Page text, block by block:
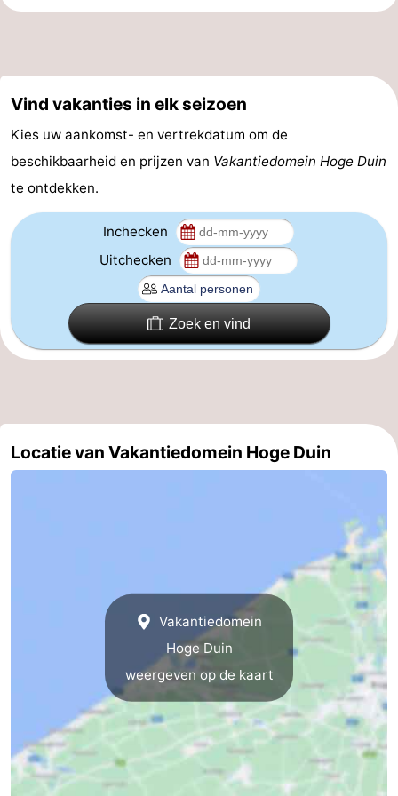
Route
Parkeren
-
Kusttram
Reisboekenwinkel
Medische
adressen
Regio
Vlaanderen
-
Brugge
-
Blankenberge
Wenduine
-
Vind vakanties in elk seizoen
Kies uw aankomst- en vertrekdatum om de
beschikbaarheid en prijzen van Vakantiedomein Hoge Duin
te ontdekken.
Inchecken
Uitchecken
Zoek en vind
Locatie van Vakantiedomein Hoge Duin
Vakantiedomein
Hoge Duin
weergeven op de kaart